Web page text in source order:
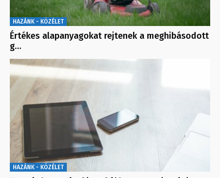
HAZÁNK - KÖZÉLET
Értékes alapanyagokat rejtenek a meghibásodott
g…
HAZÁNK - KÖZÉLET